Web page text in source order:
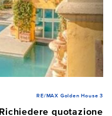
RE/MAX Golden House 3
Richiedere quotazione